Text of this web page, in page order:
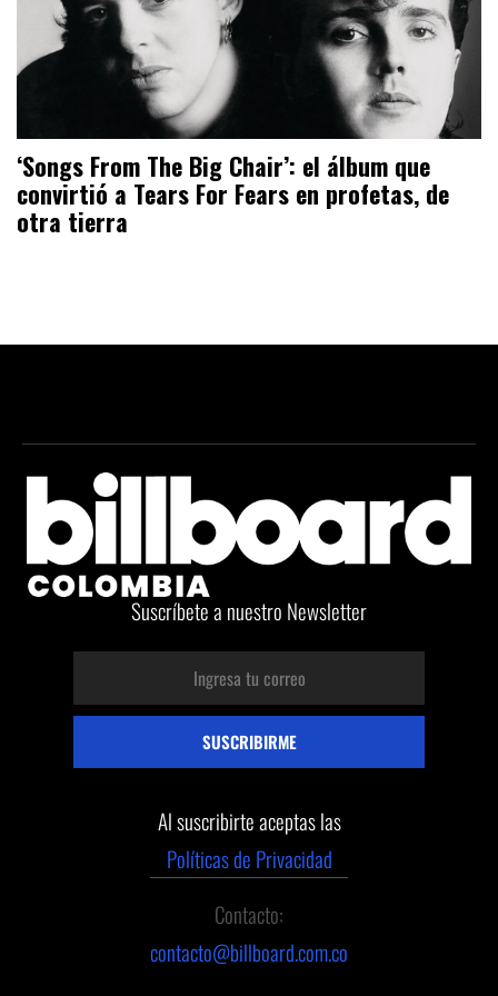
‘Songs From The Big Chair’: el álbum que
convirtió a Tears For Fears en profetas, de
otra tierra
Suscríbete a nuestro Newsletter
Al suscribirte aceptas las
Políticas de Privacidad
Contacto:
contacto@billboard.com.co